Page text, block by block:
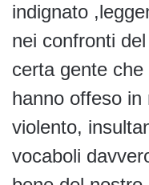
indignato
nei confronti
certa gente
hanno offeso in
violento,
vocaboli